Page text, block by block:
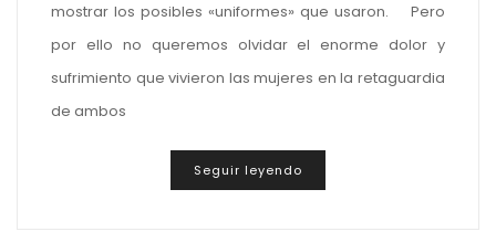
mostrar los posibles «uniformes» que usaron. Pero
por ello no queremos olvidar el enorme dolor y
sufrimiento que vivieron las mujeres en la retaguardia
de ambos
Seguir leyendo